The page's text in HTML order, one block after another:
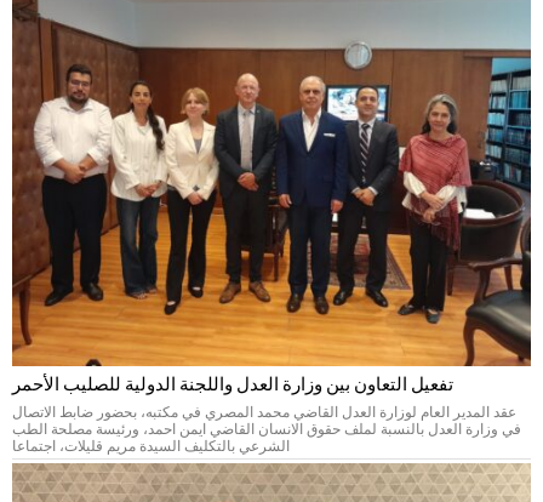
تفعيل التعاون بين وزارة العدل واللجنة الدولية للصليب الأحمر
عقد المدير العام لوزارة العدل القاضي محمد المصري في مكتبه، بحضور ضابط الاتصال
في وزارة العدل بالنسبة لملف حقوق الانسان القاضي ايمن احمد، ورئيسة مصلحة الطب
الشرعي بالتكليف السيدة مريم قليلات، اجتماعا